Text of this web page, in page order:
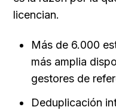
licencian.
Más de 6.000
más amplia
gestores de
Deduplicación